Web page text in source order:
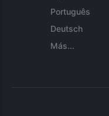
Português
Deutsch
Más...